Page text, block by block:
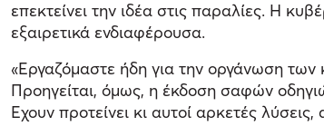
επεκτείνει την ιδέα στις παραλίες. Η
εξαιρετικά ενδιαφέρουσα.
«Εργαζόμαστε ήδη για την οργάνωση
Προηγείται, όμως, η έκδοση σαφών
Εχουν προτείνει κι αυτοί αρκετές